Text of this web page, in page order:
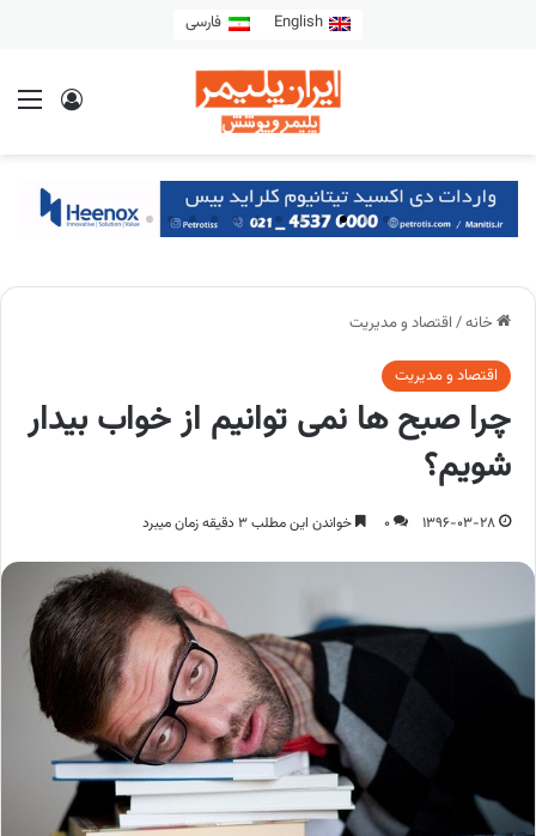
English فارسی
خانه/ اقتصاد و مدیریت
اقتصاد و مدیریت
چرا صبح ها نمی توانیم از خواب بیدار
شویم؟
1396-03-28
0 خواندن این مطلب 3 دقیقه زمان میبرد